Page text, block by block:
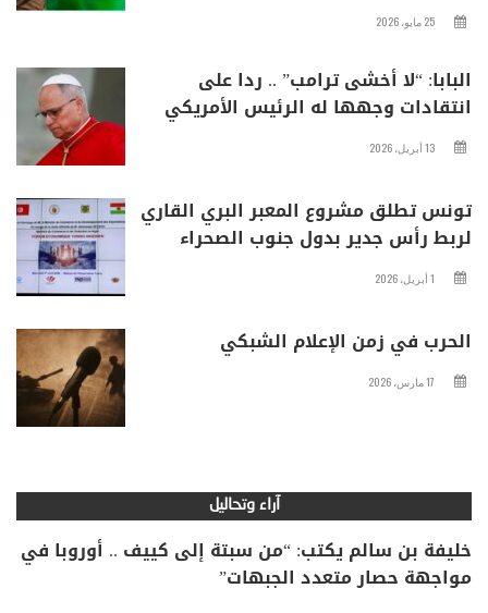
25 مايو، 2026
البابا: “لا أخشى ترامب” .. ردا على
انتقادات وجهها له الرئيس الأمريكي
13 أبريل، 2026
تونس تطلق مشروع المعبر البري القاري
لربط رأس جدير بدول جنوب الصحراء
1 أبريل، 2026
الحرب في زمن الإعلام الشبكي
17 مارس، 2026
آراء وتحاليل
خليفة بن سالم يكتب: “من سبتة إلى كييف .. أوروبا في
مواجهة حصار متعدد الجبهات”